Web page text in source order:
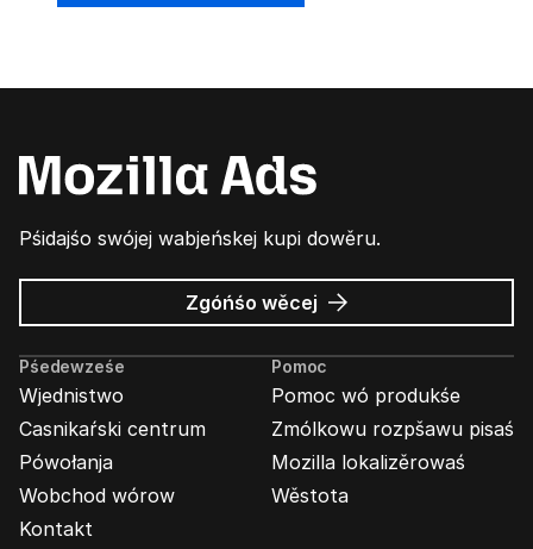
Pśidajśo swójej wabjeńskej kupi dowěru.
Zgóńśo wěcej wó
Wabjenje
Mozilla
Pśedewześe
Wjednistwo
Casnikaŕski centrum
Pówołanja
Wobchod wórow
Kontakt
Pomoc
Pomoc wó produkśe
Zmólkowu rozpšawu pisaś
Mozilla lokalizěrowaś
Wěstota